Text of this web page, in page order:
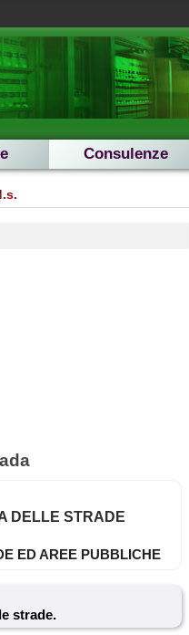
Consulenze
DELLE STRADE
ED AREE PUBBLICHE
strade.